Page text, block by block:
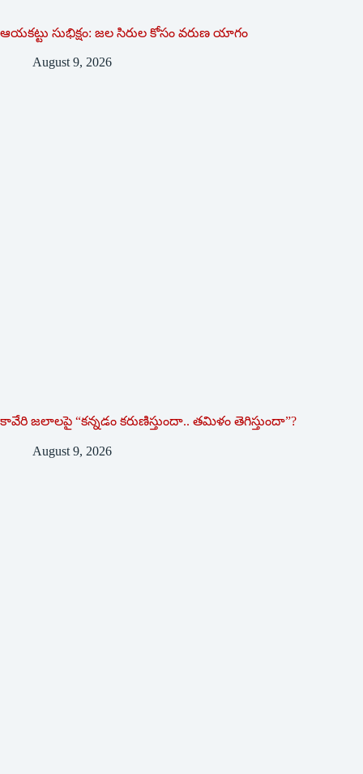
ఆయకట్టు సుభిక్షం: జల సిరుల కోసం వరుణ యాగం
August 9, 2026
కావేరి జలాలపై “కన్నడం కరుణిస్తుందా.. తమిళం తెగిస్తుందా”?
August 9, 2026